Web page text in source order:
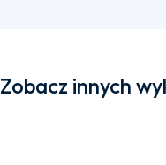
Zobacz innych